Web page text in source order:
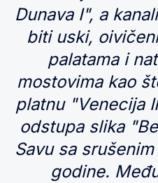
Dunava I", a
biti uski,
palatama i
mostovima kao
platnu "Venecija
odstupa slika
Savu sa
godine.